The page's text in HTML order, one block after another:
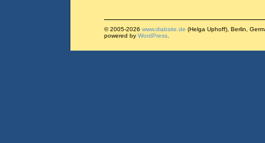
© 2005-2026 www.diabsite.de (Helga Uphoff), Berlin,
powered by WordPress.